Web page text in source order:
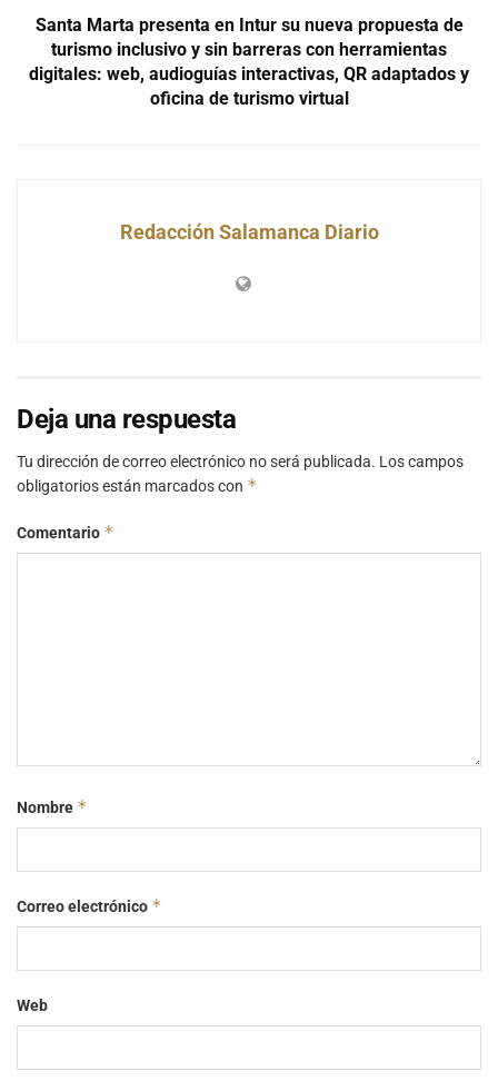
Santa Marta presenta en Intur su nueva propuesta de
turismo inclusivo y sin barreras con herramientas
digitales: web, audioguías interactivas, QR adaptados y
oficina de turismo virtual
Redacción Salamanca Diario
Deja una respuesta
Tu dirección de correo electrónico no será publicada. Los campos
obligatorios están marcados con *
Comentario *
Nombre *
Correo electrónico *
Web